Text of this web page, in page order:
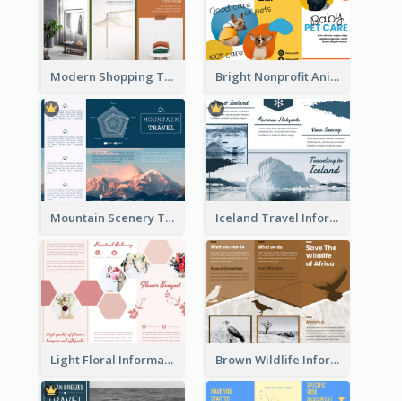
Modern Shopping Tri Fold Brochure Bright Nonprofit Animal Care Tri Fold Brochure
Mountain Scenery Tri Fold Brochure Iceland Travel Informational Tri Fold Brochure
Light Floral Informational Tri Fold Brochure Brown Wildlife Informational Tri Fold Brochure